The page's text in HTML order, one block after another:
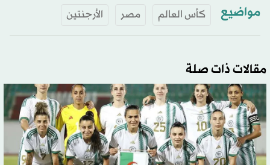
مواضيع كأس العالم مصر الأرجنتين
مقالات ذات صلة